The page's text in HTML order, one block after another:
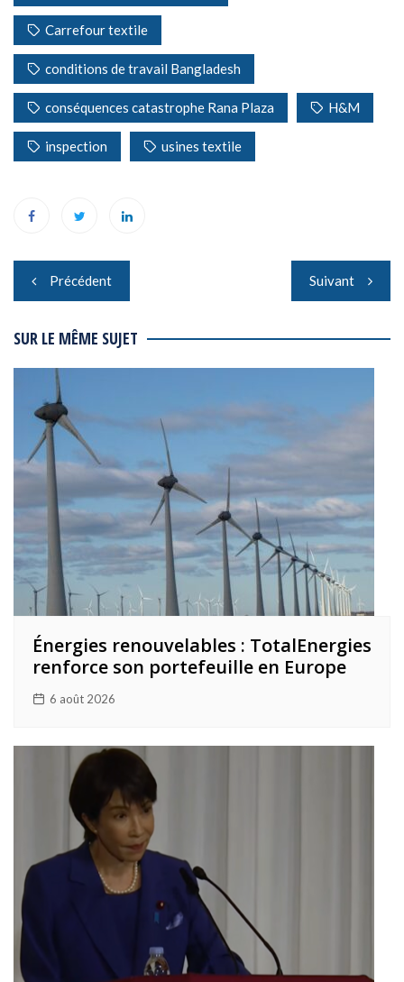
Carrefour textile
conditions de travail Bangladesh
conséquences catastrophe Rana Plaza H&M
inspection usines textile
Navigation
de
l’article
Précédent Suivant
SUR LE MÊME SUJET
Énergies renouvelables : TotalEnergies
renforce son portefeuille en Europe
6 août 2026